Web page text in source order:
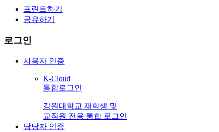
프린트하기
공유하기
로그인
사용자 인증
K-Cloud
통합로그인
강원대학교 재학생 및
교직원 전용 통합 로그인
담당자 인증